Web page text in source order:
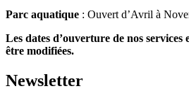
Parc aquatique : Ouvert d’Avril à
Les dates d’ouverture de nos
être modifiées.
Newsletter